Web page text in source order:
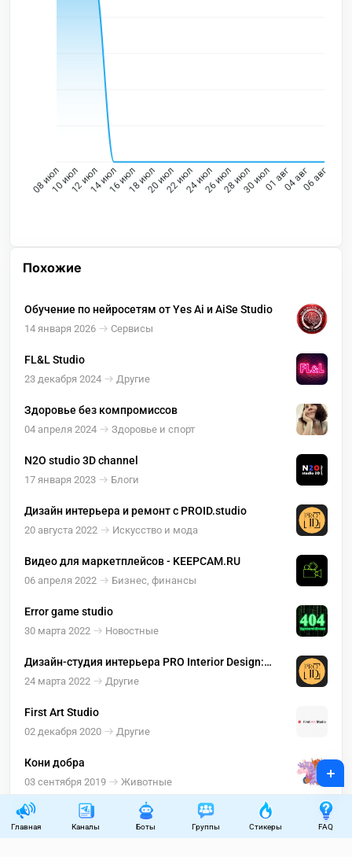
08 июл10 июл12 июл14 июл16 июл18 июл20 июл22 июл24 июл26 июл28 июл30 июл01 авг04 авг06 авг
Похожие
Обучение по нейросетям от Yes Ai и AiSe Studio
14 января 2026 Сервисы
FL&L Studio
23 декабря 2024 Другие
Здоровье без компромиссов
04 апреля 2024 Здоровье и спорт
N2O studio 3D channel
17 января 2023 Блоги
Дизайн интерьера и ремонт с PROID.studio
20 августа 2022 Искусство и мода
Видео для маркетплейсов - KEEPCAM.RU
06 апреля 2022 Бизнес, финансы
Error game studio
30 марта 2022 Новостные
Дизайн-студия интерьера PRO Interior Design:
proid.studio
24 марта 2022 Другие
First Art Studio
02 декабря 2020 Другие
Кони добра
03 сентября 2019 Животные
Главная Каналы Боты Группы Стикеры FAQ
+